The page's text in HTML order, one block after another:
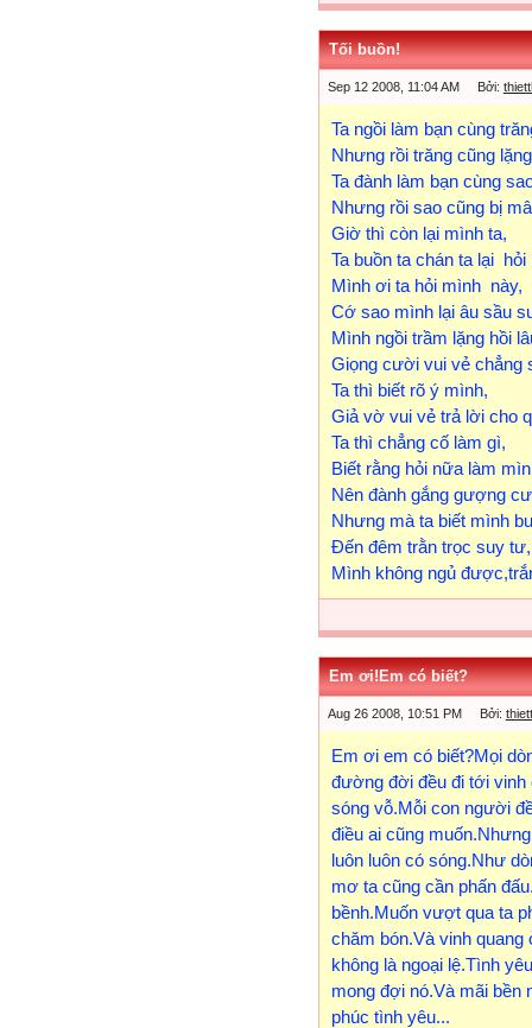
Tối buồn!
Sep 12 2008, 11:04 AM Bởi:
Ta ngồi làm bạn cùng
Nhưng rồi trăng cũng
Ta đành làm bạn cùng
Nhưng rồi sao cũng bị
Giờ thì còn lại mình ta,
Ta buồn ta chán ta lại hỏi
Mình ơi ta hỏi mình này,
Cớ sao mình lại âu sầu
Mình ngồi trầm lặng hồi
Giọng cười vui vẻ chẳng
Ta thì biết rõ ý mình,
Giả vờ vui vẻ trả lời cho
Ta thì chẳng cố làm gì,
Biết rằng hỏi nữa làm
Nên đành gắng gượng
Nhưng mà ta biết mình
Đến đêm trằn trọc suy tư,
Mình không ngủ
Em ơi!Em có biết?
Aug 26 2008, 10:51 PM Bởi:
Em ơi em có biết?Mọi
đường đời đều đi tới vinh
sóng vỗ.Mỗi con người
điều ai cũng
luôn luôn có sóng.Như
mơ ta cũng cần phấn
bềnh.Muốn vượt qua ta
chăm bón.Và vinh
không là ngoại lệ.Tình
mong đợi nó.Và mãi bền
phúc tình yêu...